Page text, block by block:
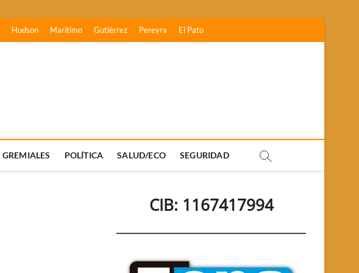
Hudson Marítimo Gutiérrez Pereyra El Pato
GREMIALES POLÍTICA SALUD/ECO SEGURIDAD
CIB: 1167417994